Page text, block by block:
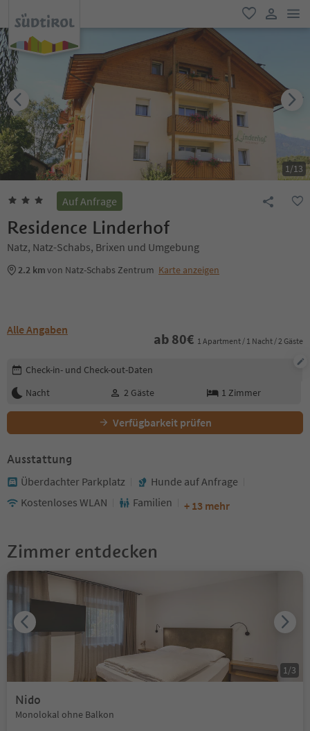
favorit
user link
1/13
Auf Anfrage
Residence Linderhof
Natz, Natz-Schabs, Brixen und Umgebung
2.2 kmvon Natz-Schabs Zentrum Karte anzeigen
Alle Angaben
ab 80€ 1 Apartment / 1 Nacht / 2 Gäste
Buchungsdetails bearbeiten
Check-in- und Check-out-Daten
Nacht
2 Gäste 1 Zimmer
Verfügbarkeit prüfen
Ausstattung
Überdachter Parkplatz
Hunde auf Anfrage
Kostenloses WLAN
Familien + 13 mehr
Zimmer entdecken
Nido
Monolokal ohne Balkon
1/3